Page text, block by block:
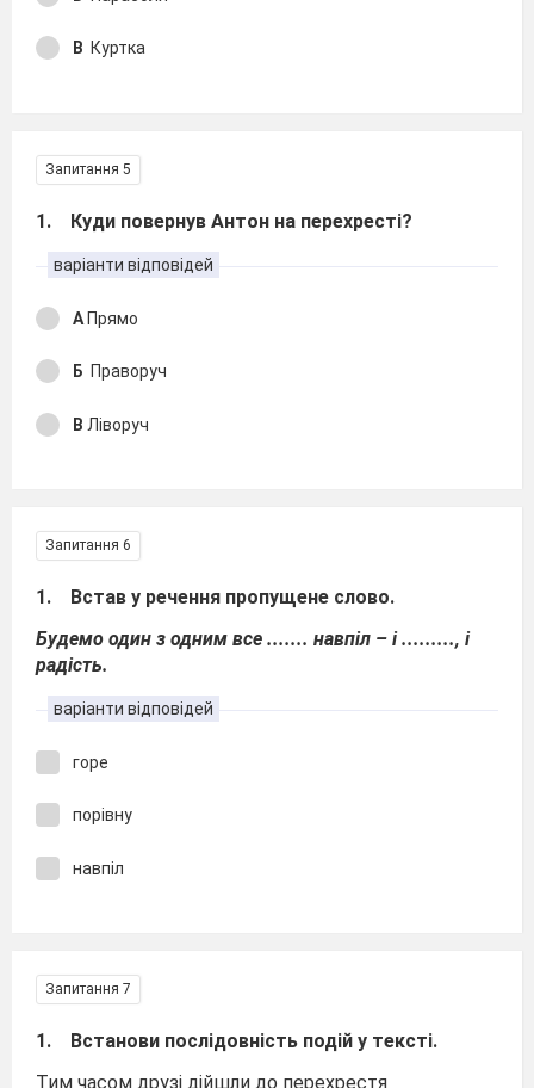
В Куртка
Запитання 5
1. Куди повернув Антон на перехресті?
варіанти відповідей
АПрямо
Б Праворуч
В Ліворуч
Запитання 6
1. Встав у речення пропущене слово.
Будемо один з одним все ....... навпіл – і ........., і
радість.
варіанти відповідей
горе
порівну
навпіл
Запитання 7
1. Встанови послідовність подій у тексті.
Тим часом друзі дійшли до перехрестя